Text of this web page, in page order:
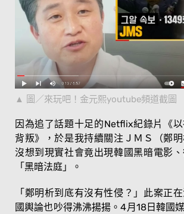
圖／來玩吧！金元熙youtube頻道截圖
因為追了話題十足的Netflix紀錄片《
背叛》，於是我持續關注ＪＭＳ（鄭
沒想到現實社會竟出現韓國黑暗電影
「黑暗法庭」。
「鄭明析到底有沒有性侵？」此案正
國輿論也吵得沸沸揚揚。4月18日韓國